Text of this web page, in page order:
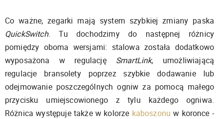
Co ważne, zegarki mają system szybkiej zmiany paska
QuickSwitch. Tu dochodzimy do następnej różnicy
pomiędzy oboma wersjami: stalowa została dodatkowo
wyposażona w regulację SmartLink, umożliwiającą
regulacje bransolety poprzez szybkie dodawanie lub
odejmowanie poszczególnych ogniw za pomocą małego
przycisku umiejscowionego z tylu każdego ogniwa.
Różnica występuje także w kolorze kaboszonu w koronce -